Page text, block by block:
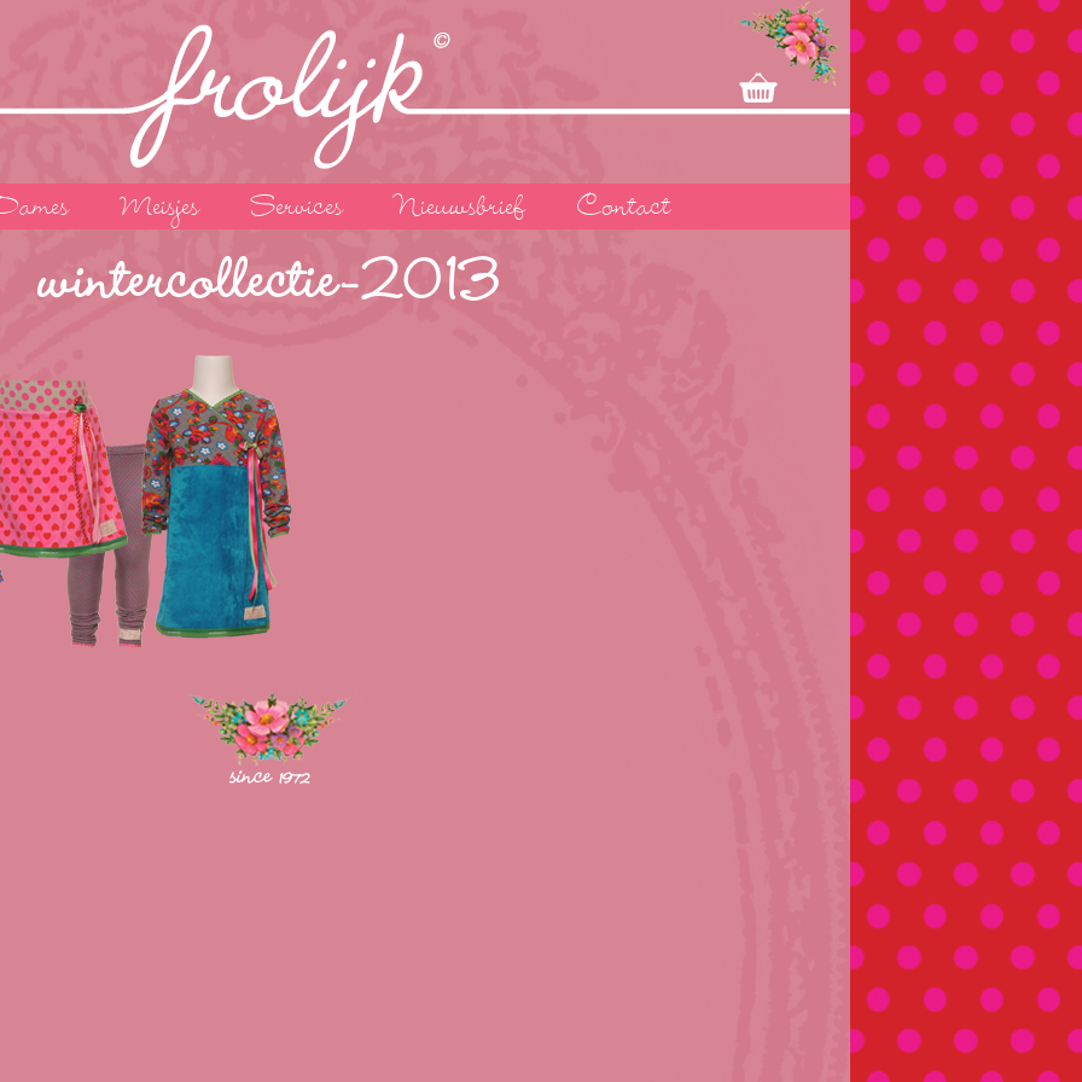
Meisjes Services Nieuwsbrief Contact
wintercollectie-2013